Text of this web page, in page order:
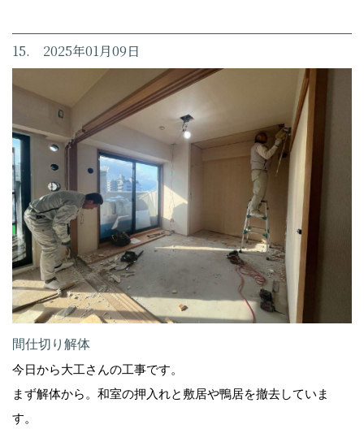
15. 2025年01月09日
間仕切り解体
今日から大工さんの工事です。
まず解体から。和室の押入れと敷居や鴨居を撤去していま
す。